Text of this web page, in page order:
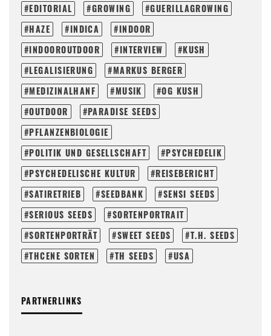
EDITORIAL
GROWING
GUERILLAGROWING
HAZE
INDICA
INDOOR
INDOOROUTDOOR
INTERVIEW
KUSH
LEGALISIERUNG
MARKUS BERGER
MEDIZINALHANF
MUSIK
OG KUSH
OUTDOOR
PARADISE SEEDS
PFLANZENBIOLOGIE
POLITIK UND GESELLSCHAFT
PSYCHEDELIK
PSYCHEDELISCHE KULTUR
REISEBERICHT
SATIRETRIEB
SEEDBANK
SENSI SEEDS
SERIOUS SEEDS
SORTENPORTRAIT
SORTENPORTRÄT
SWEET SEEDS
T.H. SEEDS
THCENE SORTEN
TH SEEDS USA
PARTNERLINKS